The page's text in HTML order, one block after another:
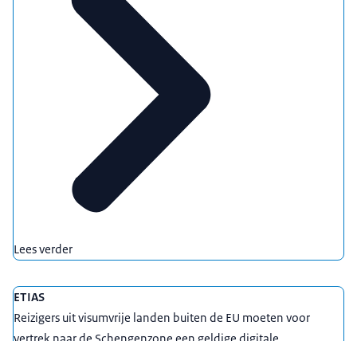
Lees verder
ETIAS
Reizigers uit visumvrije landen buiten de EU moeten voor